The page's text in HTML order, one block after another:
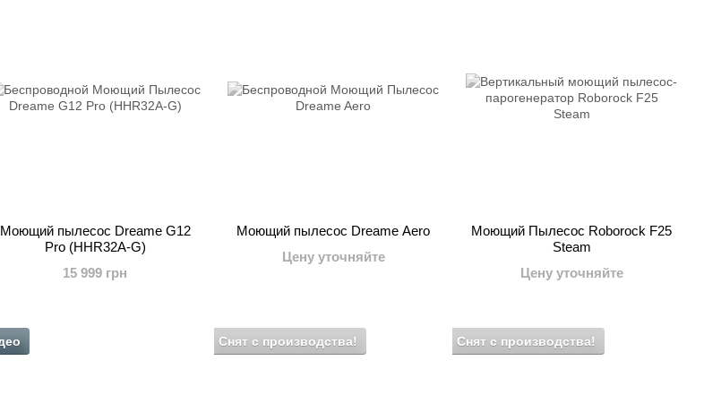
Моющий пылесос Dreame G12
Pro (HHR32A-G)
15 999 грн
Моющий пылесос Dreame Aero
Цену уточняйте
Моющий Пылесос Roborock F25
Steam
Цену уточняйте
Снят с производства! Снят с производства!